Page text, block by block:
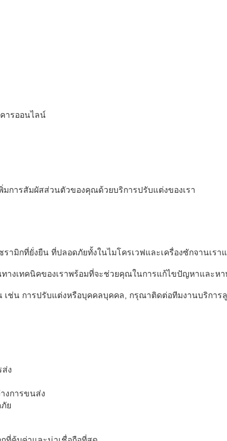
ารออนไลน์
มการสัมผัสส่วนตัวของคุณด้วยบริการปรับแต่งของเรา
มิกที่ยั่งยืน ที่ปลอดภัยทั้งในไมโครเวฟและเครื่องซักจานเร
เทคนิคของเราพร้อมที่จะช่วยคุณในการแก้ไขปัญหาและหา
ช่น การปรับแต่งหรือบุคคลบุคคล, กรุณาติดต่อทีมงานบริการลู
ส่ง
งการขนส่ง
ย